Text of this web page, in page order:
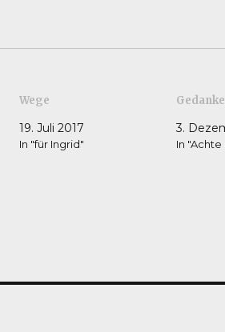
Wege
19. Juli 2017
In "für Ingrid"
3.
In "Achte